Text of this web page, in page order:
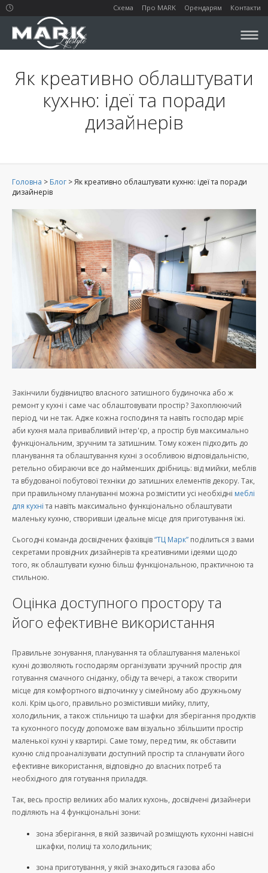
Схема Про MARK Орендарям Контакти
Як креативно облаштувати
кухню: ідеї та поради
дизайнерів
Головна > Блог >Як креативно облаштувати кухню: ідеї та поради
дизайнерів
Закінчили будівництво власного затишного будиночка або ж
ремонт у кухні і саме час облаштовувати простір? Захоплюючий
період, чи не так. Адже кожна господиня та навіть господар мріє
аби кухня мала привабливий інтер'єр, а простір був максимально
функціональним, зручним та затишним. Тому кожен підходить до
планування та облаштування кухні з особливою відповідальністю,
ретельно обираючи все до найменших дрібниць: від мийки, меблів
та вбудованої побутової техніки до затишних елементів декору. Так,
при правильному плануванні можна розмістити усі необхідні меблі
для кухніта навіть максимально функціонально облаштувати
маленьку кухню, створивши ідеальне місце для приготування їжі.
Сьогодні команда досвідчених фахівців“ТЦ Марк” поділиться з вами
секретами провідних дизайнерів та креативними ідеями щодо
того, як облаштувати кухню більш функціональною, практичною та
стильною.
Оцінка доступного простору та
його ефективне використання
Правильне зонування, планування та облаштування маленької
кухні дозволяють господарям організувати зручний простір для
готування смачного сніданку, обіду та вечері, а також створити
місце для комфортного відпочинку у сімейному або дружньому
колі. Крім цього, правильно розмістивши мийку, плиту,
холодильник, а також стільницю та шафки для зберігання продуктів
та кухонного посуду допоможе вам візуально збільшити простір
маленької кухні у квартирі. Саме тому, перед тим, як обставити
кухню слід проаналізувати доступний простір та спланувати його
ефективне використання, відповідно до власних потреб та
необхідного для готування приладдя.
Так, весь простір великих або малих кухонь, досвідчені дизайнери
поділяють на 4 функціональні зони:
зона зберігання, в якій зазвичай розміщують кухонні навісні
шкафки, полиці та холодильник;
зона приготування, у якій знаходиться газова або